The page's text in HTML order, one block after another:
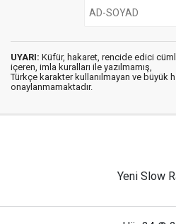
UYARI: Küfür, hakaret, rencide edici
içeren, imla kuralları ile yazılmamış,
Türkçe karakter kullanılmayan ve büyük
onaylanmamaktadır.
Yeni Slow